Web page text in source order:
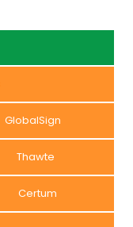
GlobalSign
Thawte
Certum